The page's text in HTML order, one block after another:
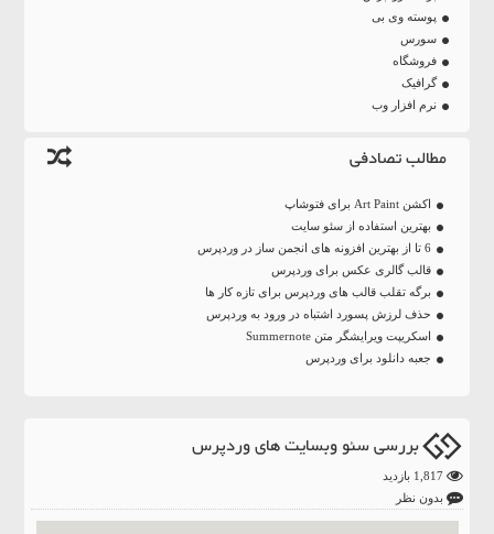
پوسته وی بی
سورس
فروشگاه
گرافیک
نرم افزار وب
مطالب تصادفی
اکشن Art Paint برای فتوشاپ
بهترین استفاده از سئو سایت
6 تا از بهترین افزونه های انجمن ساز در وردپرس
قالب گالری عکس برای وردپرس
برگه تقلب قالب های وردپرس برای تازه کار ها
حذف لرزش پسورد اشتباه در ورود به وردپرس
اسکریپت ویرایشگر متن Summernote
جعبه دانلود برای وردپرس
بررسی سئو وبسایت های وردپرس
1,817 بازدید
بدون نظر